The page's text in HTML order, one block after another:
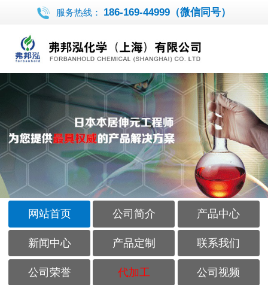
服务热线： 186-169-44999（微信同号）
网站首页 公司简介 产品中心
新闻中心 产品定制 联系我们
公司荣誉 代加工 公司视频